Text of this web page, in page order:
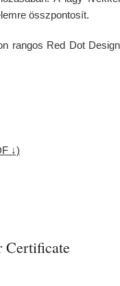
összpontosít.
rangos Red Dot Design
↓)
Certificate